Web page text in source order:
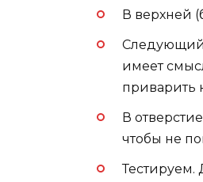
В верхней
Следующий
имеет
приварить
В
чтобы не
Тестируем.